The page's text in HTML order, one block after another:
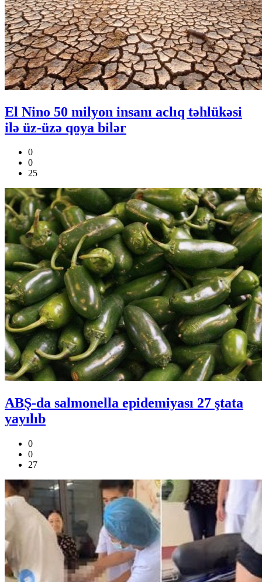
El Nino 50 milyon insanı aclıq təhlükəsi
ilə üz-üzə qoya bilər
0
0
25
ABŞ-da salmonella epidemiyası 27 ştata
yayılıb
0
0
27